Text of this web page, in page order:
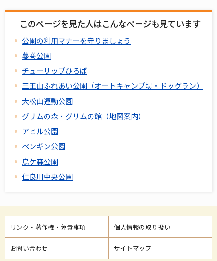
このページを見た人はこんなページも見ています
公園の利用マナーを守りましょう
蔓巻公園
チューリップひろば
三王山ふれあい公園（オートキャンプ場・ドッグラン）
大松山運動公園
グリムの森・グリムの館（地図案内）
アヒル公園
ペンギン公園
烏ケ森公園
仁良川中央公園
リンク・著作権・免責事項 個人情報の取り扱い
お問い合わせ サイトマップ